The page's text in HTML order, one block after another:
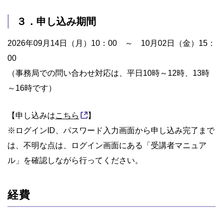
３．申し込み期間
2026年09月14日（月）10：00 ～ 10月02日（金）15：
00
（事務局での問い合わせ対応は、平日10時～12時、13時
～16時です）
【申し込みはこちら
】
※ログインID、パスワード入力画面から申し込み完了まで
は、不明な点は、ログイン画面にある「受講者マニュア
ル」を確認しながら行ってください。
経費